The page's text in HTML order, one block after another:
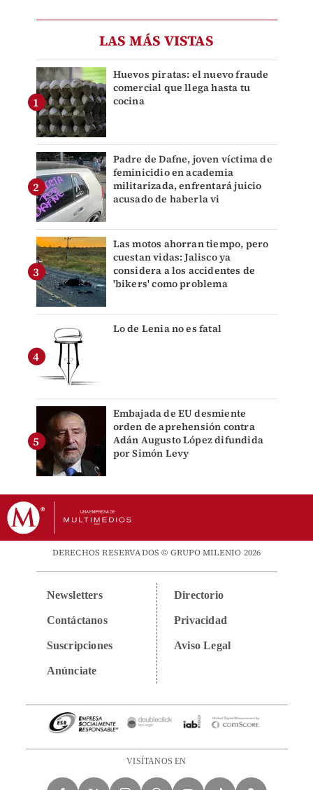
LAS MÁS VISTAS
Huevos piratas: el nuevo fraude
comercial que llega hasta tu
cocina
Padre de Dafne, joven víctima de
feminicidio en academia
militarizada, enfrentará juicio
acusado de haberla vi
Las motos ahorran tiempo, pero
cuestan vidas: Jalisco ya
considera a los accidentes de
'bikers' como problema
Lo de Lenia no es fatal
Embajada de EU desmiente
orden de aprehensión contra
Adán Augusto López difundida
por Simón Levy
DERECHOS RESERVADOS © GRUPO MILENIO 2026
Newsletters
Contáctanos
Suscripciones
Anúnciate
Directorio
Privacidad
Aviso Legal
VISÍTANOS EN